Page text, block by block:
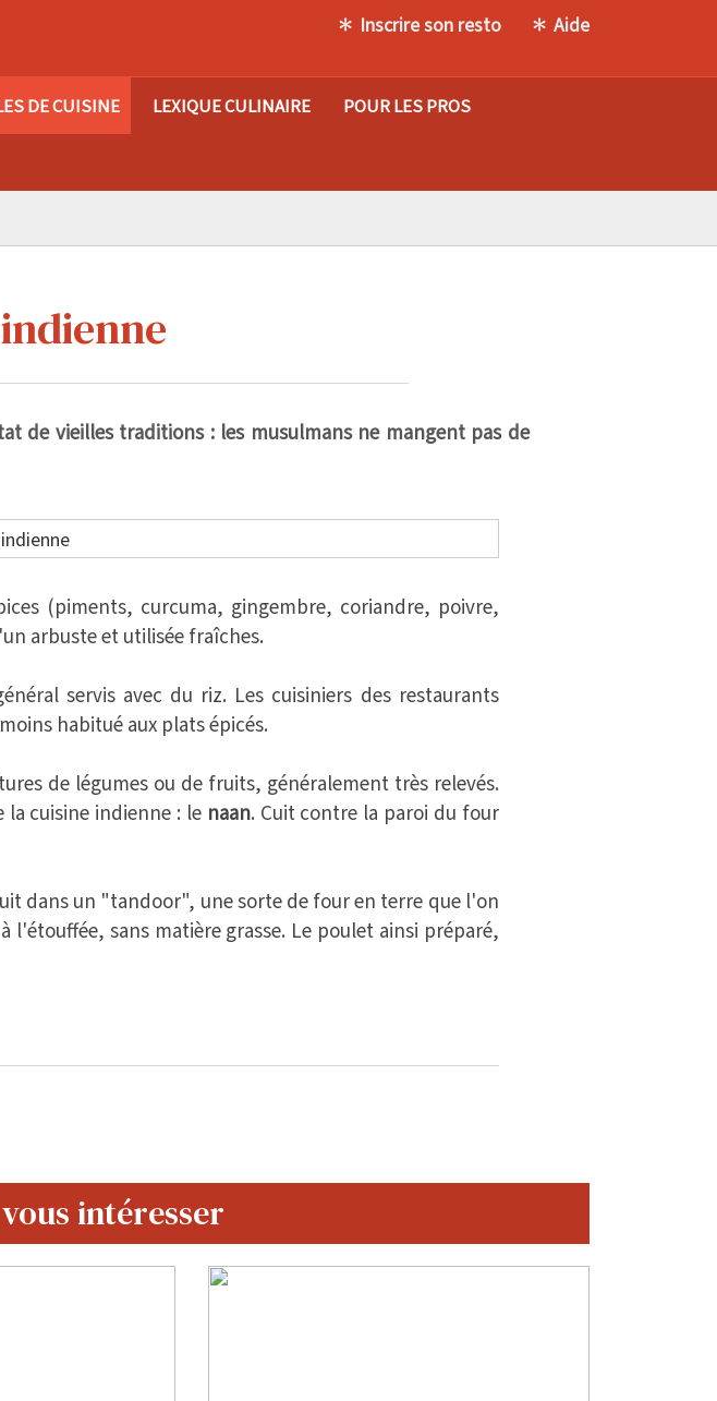
Inscrire son resto Aide
DE CUISINE LEXIQUE CULINAIRE POUR LES PROS
de vieilles traditions : les musulmans ne mangent pas de
(piments, curcuma, gingembre, coriandre, poivre,
arbuste et utilisée fraîches.
servis avec du riz. Les cuisiniers des restaurants
habitué aux plats épicés.
de légumes ou de fruits, généralement très relevés.
cuisine indienne : le naan. Cuit contre la paroi du four
dans un "tandoor", une sorte de four en terre que l'on
sans matière grasse. Le poulet ainsi préparé,
intéresser